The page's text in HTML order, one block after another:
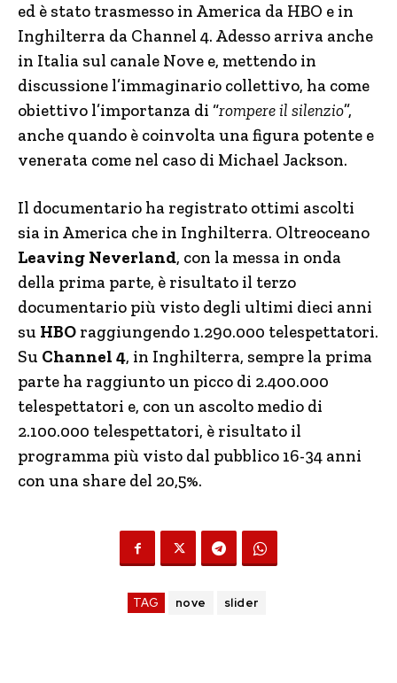
ed è stato trasmesso in America da HBO e in
Inghilterra da Channel 4. Adesso arriva anche
in Italia sul canale Nove e, mettendo in
discussione l’immaginario collettivo, ha come
obiettivo l’importanza di “rompere il silenzio”,
anche quando è coinvolta una figura potente e
venerata come nel caso di Michael Jackson.
Il documentario ha registrato ottimi ascolti
sia in America che in Inghilterra. Oltreoceano
Leaving Neverland, con la messa in onda
della prima parte, è risultato il terzo
documentario più visto degli ultimi dieci anni
su HBO raggiungendo 1.290.000 telespettatori.
Su Channel 4, in Inghilterra, sempre la prima
parte ha raggiunto un picco di 2.400.000
telespettatori e, con un ascolto medio di
2.100.000 telespettatori, è risultato il
programma più visto dal pubblico 16-34 anni
con una share del 20,5%.
TAG nove slider